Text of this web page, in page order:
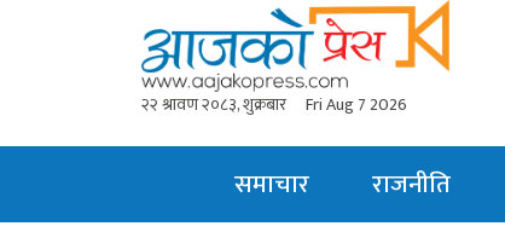
२२ श्रावण २०८३, शुक्रबार Fri Aug 7 2026
समाचार राजनीति